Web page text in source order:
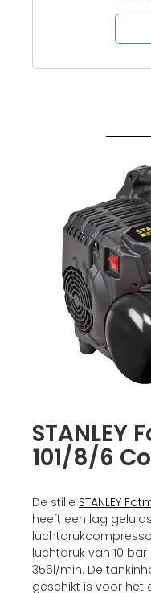
STANLEY
101/8/6
De stille STANLEY
heeft een lag
luchtdruk van 10
356l/min. De
geschikt is voor het